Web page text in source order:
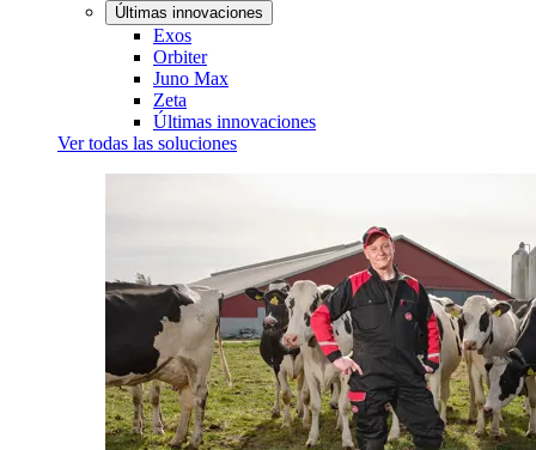
Últimas innovaciones
Exos
Orbiter
Juno Max
Zeta
Últimas innovaciones
Ver todas las soluciones